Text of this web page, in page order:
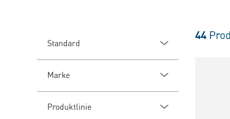
Standard
Marke
Produktlinie
44